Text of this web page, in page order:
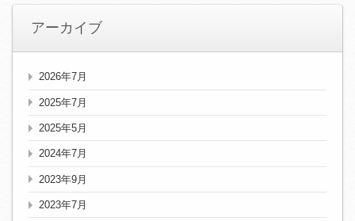
アーカイブ
2026年7月
2025年7月
2025年5月
2024年7月
2023年9月
2023年7月